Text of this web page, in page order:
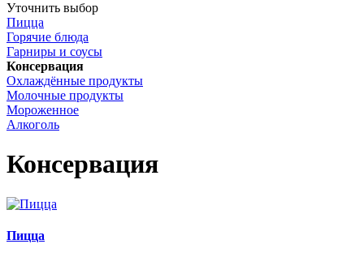
Уточнить выбор
Пицца
Горячие блюда
Гарниры и соусы
Консервация
Охлаждённые продукты
Молочные продукты
Мороженное
Алкоголь
Консервация
Пицца